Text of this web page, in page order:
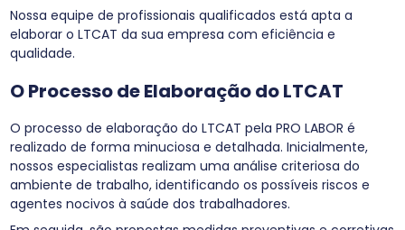
Nossa equipe de profissionais qualificados está apta a
elaborar o LTCAT da sua empresa com eficiência e
qualidade.
O Processo de Elaboração do LTCAT
O processo de elaboração do LTCAT pela PRO LABOR é
realizado de forma minuciosa e detalhada. Inicialmente,
nossos especialistas realizam uma análise criteriosa do
ambiente de trabalho, identificando os possíveis riscos e
agentes nocivos à saúde dos trabalhadores.